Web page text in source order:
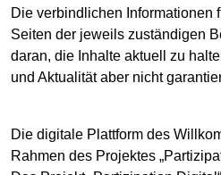
Die verbindlichen Informationen
Seiten der jeweils zuständigen
daran, die Inhalte aktuell zu
und Aktualität aber nicht
Die digitale Plattform des
Rahmen des Projektes